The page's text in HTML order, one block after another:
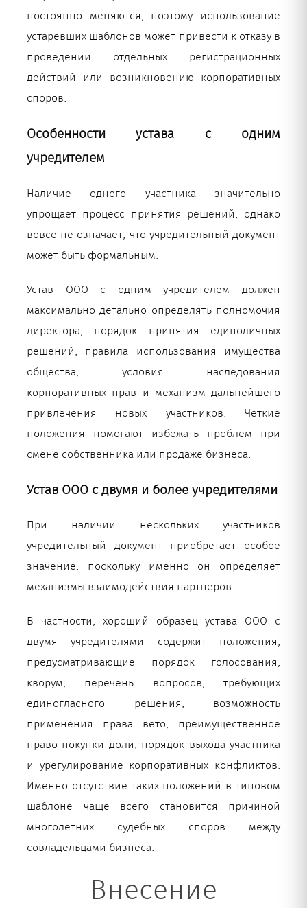
постоянно меняются, поэтому использование
устаревших шаблонов может привести к отказу в
проведении отдельных регистрационных
действий или возникновению корпоративных
споров.
Особенности устава с одним
учредителем
Наличие одного участника значительно
упрощает процесс принятия решений, однако
вовсе не означает, что учредительный документ
может быть формальным.
Устав ООО с одним учредителем должен
максимально детально определять полномочия
директора, порядок принятия единоличных
решений, правила использования имущества
общества, условия наследования
корпоративных прав и механизм дальнейшего
привлечения новых участников. Четкие
положения помогают избежать проблем при
смене собственника или продаже бизнеса.
Устав ООО с двумя и более учредителями
При наличии нескольких участников
учредительный документ приобретает особое
значение, поскольку именно он определяет
механизмы взаимодействия партнеров.
В частности, хороший образец устава ООО с
двумя учредителями содержит положения,
предусматривающие порядок голосования,
кворум, перечень вопросов, требующих
единогласного решения, возможность
применения права вето, преимущественное
право покупки доли, порядок выхода участника
и урегулирование корпоративных конфликтов.
Именно отсутствие таких положений в типовом
шаблоне чаще всего становится причиной
многолетних судебных споров между
совладельцами бизнеса.
Внесение